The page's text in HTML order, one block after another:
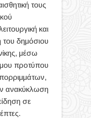
τους
και
του δημόσιου
μέσω
προτύπου
ανακύκλωση
σε